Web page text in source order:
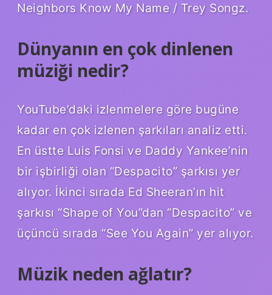
Neighbors Know My Name / Trey Songz.
Dünyanın en çok dinlenen
müziği nedir?
YouTube’daki izlenmelere göre bugüne
kadar en çok izlenen şarkıları analiz etti.
En üstte Luis Fonsi ve Daddy Yankee’nin
bir işbirliği olan “Despacito” şarkısı yer
alıyor. İkinci sırada Ed Sheeran’ın hit
şarkısı “Shape of You”dan “Despacito” ve
üçüncü sırada “See You Again” yer alıyor.
Müzik neden ağlatır?